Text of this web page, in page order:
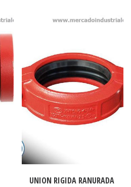
UNION RIGIDA RANURADA